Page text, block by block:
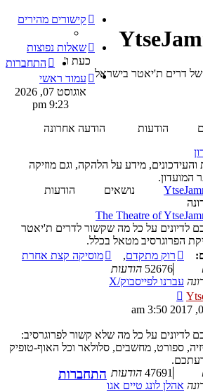
של דרים ת'יאטר בישראל
קישורים מהירים
שאלות נפוצות
התחברות
עמוד ראשי
כעת ו'
אוגוסט 07, 2026
9:23 pm
הודעות
הודעה אחרונה
מידע על הלהקה, וגם מוזיקה
המועדון.
נושאים
הודעות
The Theatre of
לדיונים על כל מה שקשור לדרים ת'יאטר
הפרוגרסיב מטאל בכלל.
רוק מתקדם,
מוסיקה קצת אחרת
52676 הודעות
עברנו לפייסבוק/X
בהודעה
לדיונים על כל מה שלא קשור לפרוגרסיב:
ספורט, מחשבים, סלולאר וכל האוף-טופיק
47691 הודעות
אהלן לונג טיים אגו
התחברות